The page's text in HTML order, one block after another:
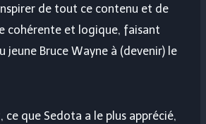
de tout ce contenu et de
cohérente et logique, faisant
jeune Bruce Wayne à (devenir) le
ce que Sedota a le plus apprécié,